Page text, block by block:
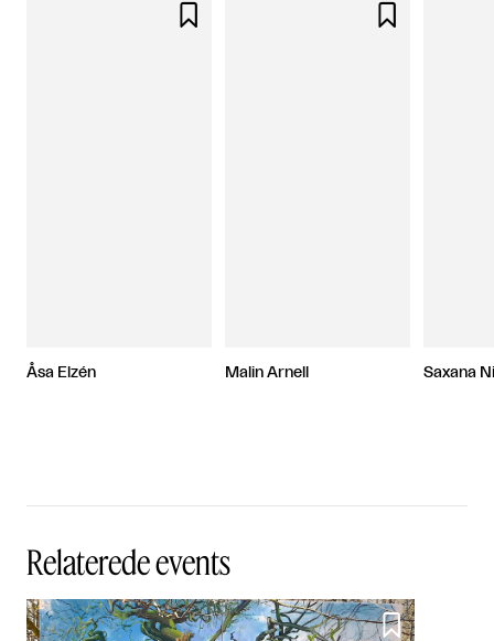

Åsa Elzén

Malin Arnell Saxana
Relaterede events
